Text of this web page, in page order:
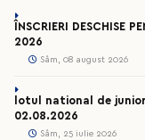
ÎNSCRIERI DESCHISE
2026
Sâm, 08 august 2026
lotul national de
02.08.2026
Sâm, 25 iulie 2026